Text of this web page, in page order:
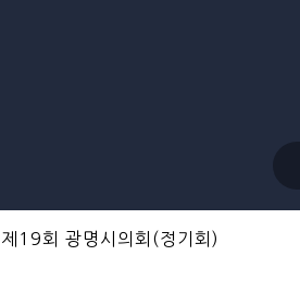
제19회 광명시의회(정기회)